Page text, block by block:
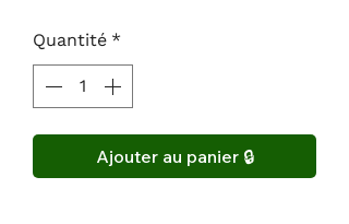
Quantité *
Ajouter au panier 🔒